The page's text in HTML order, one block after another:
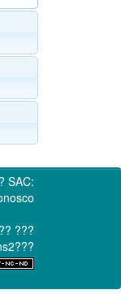
SAC:
???